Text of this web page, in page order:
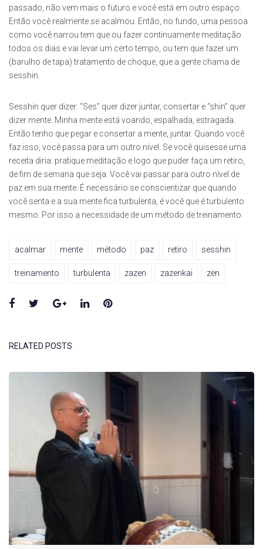
passado, não vem mais o futuro e você está em outro espaço.
Então você realmente se acalmou. Então, no fundo, uma pessoa
como você narrou tem que ou fazer continuamente meditação
todos os dias e vai levar um certo tempo, ou tem que fazer um
(barulho de tapa) tratamento de choque, que a gente chama de
sesshin.
Sesshin quer dizer: “Ses” quer dizer juntar, consertar e “shin” quer
dizer mente. Minha mente está voando, espalhada, estragada.
Então tenho que pegar e consertar a mente, juntar. Quando você
faz isso, você passa para um outro nível. Se você quisesse uma
receita diria: pratique meditação e logo que puder faça um retiro,
de fim de semana que seja. Você vai passar para outro nível de
paz em sua mente. É necessário se conscientizar que quando
você senta e a sua mente fica turbulenta, é você que é turbulento
mesmo. Por isso a necessidade de um método de treinamento.
acalmar mente método paz retiro sesshin
treinamento turbulenta zazen zazenkai zen
Facebook
TwitterGoogle+LinkedInPinterest
RELATED POSTS